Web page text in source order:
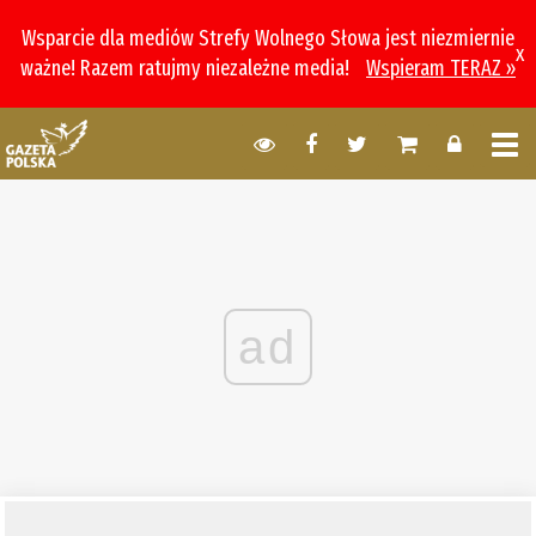
Wsparcie dla mediów Strefy Wolnego Słowa jest niezmiernie
ważne! Razem ratujmy niezależne media!
Wspieram TERAZ »
x
ad